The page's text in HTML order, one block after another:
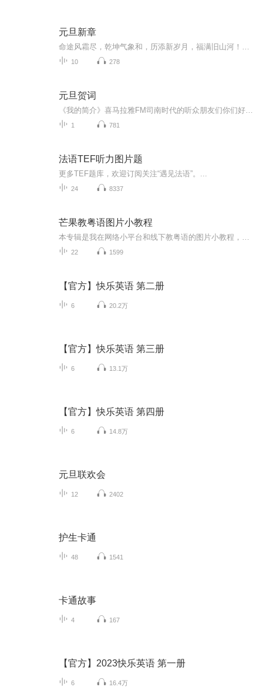
元旦新章
10 278
元旦贺词
1 781
法语TEF听力图片题
更多TEF题库，欢迎订阅关注“遇见法语”。...
24 8337
芒果教粤语图片小教程
22 1599
【官方】快乐英语 第二册
6 20.2万
【官方】快乐英语 第三册
6 13.1万
【官方】快乐英语 第四册
6 14.8万
元旦联欢会
12 2402
护生卡通
48 1541
卡通故事
4 167
【官方】2023快乐英语 第一册
6 16.4万